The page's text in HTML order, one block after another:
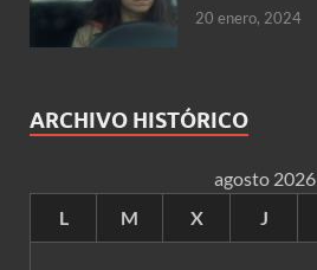
20 enero, 2024
ARCHIVO HISTÓRICO
agosto 2026
L
M X J